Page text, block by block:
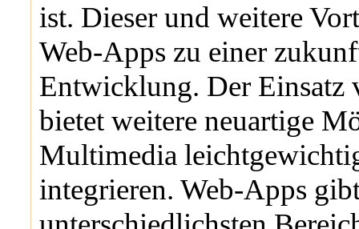
ist. Dieser und weitere
Web-Apps zu einer
Entwicklung. Der
bietet weitere neuartige
Multimedia
integrieren. Web-Apps